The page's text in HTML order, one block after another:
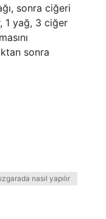
sonra ciğeri
1 yağ, 3 ciğer
sonra
nasıl yapılır